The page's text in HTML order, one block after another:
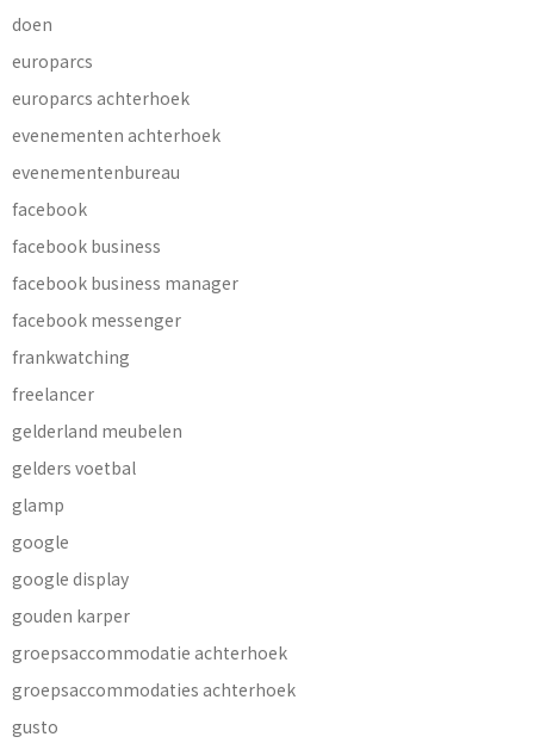
doen
europarcs
europarcs achterhoek
evenementen achterhoek
evenementenbureau
facebook
facebook business
facebook business manager
facebook messenger
frankwatching
freelancer
gelderland meubelen
gelders voetbal
glamp
google
google display
gouden karper
groepsaccommodatie achterhoek
groepsaccommodaties achterhoek
gusto